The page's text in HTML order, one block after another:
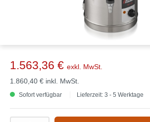
1.563,36 € exkl. MwSt.
1.860,40 € inkl. MwSt.
Sofort verfügbar Lieferzeit: 3 - 5 Werktage